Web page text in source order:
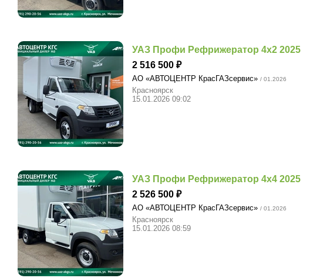
УАЗ Профи Рефрижератор 4х2 2025
2 516 500
АО «АВТОЦЕНТР КрасГАЗсервис» / 01.2026
Красноярск
15.01.2026 09:02
УАЗ Профи Рефрижератор 4х4 2025
2 526 500
АО «АВТОЦЕНТР КрасГАЗсервис» / 01.2026
Красноярск
15.01.2026 08:59